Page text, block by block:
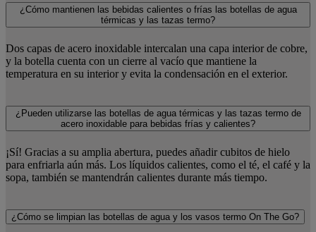
¿Cómo mantienen las bebidas calientes o frías las botellas de agua
térmicas y las tazas termo?
Dos capas de acero inoxidable intercalan una capa interior de cobre,
y la botella cuenta con un cierre al vacío que mantiene la
temperatura en su interior y evita la condensación en el exterior.
¿Pueden utilizarse las botellas de agua térmicas y las tazas termo de
acero inoxidable para bebidas frías y calientes?
¡Sí! Gracias a su amplia abertura, puedes añadir cubitos de hielo
para enfriarla aún más. Los líquidos calientes, como el té, el café y la
sopa, también se mantendrán calientes durante más tiempo.
¿Cómo se limpian las botellas de agua y los vasos termo On The Go?